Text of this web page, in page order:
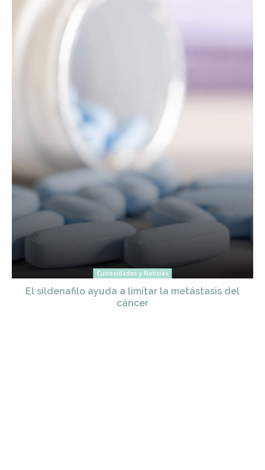
Curiosidades y Noticias
El sildenafilo ayuda a limitar la metástasis del
cáncer